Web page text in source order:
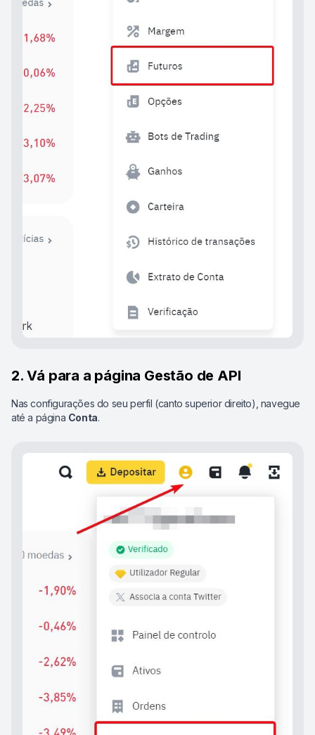
2. Vá para a página Gestão de API
Nas configurações do seu perfil (canto superior direito), navegue
até a página Conta.